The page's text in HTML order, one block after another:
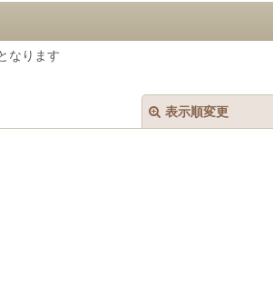
なります
表示順変更